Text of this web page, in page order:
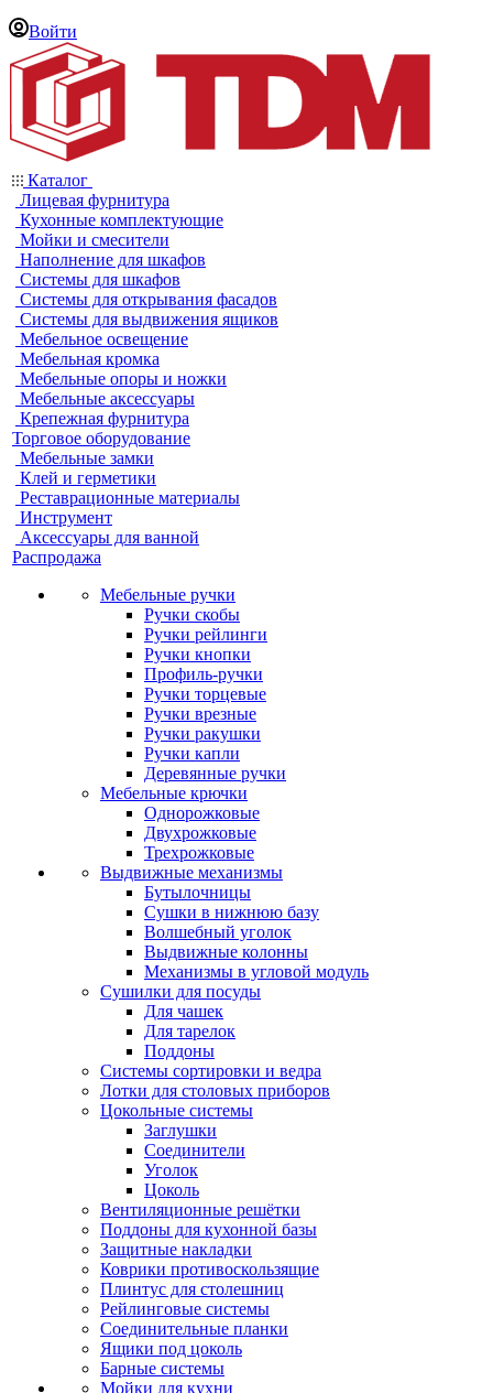
Войти
Каталог
Лицевая фурнитура
Кухонные комплектующие
Мойки и смесители
Наполнение для шкафов
Системы для шкафов
Системы для открывания фасадов
Системы для выдвижения ящиков
Мебельное освещение
Мебельная кромка
Мебельные опоры и ножки
Мебельные аксессуары
Крепежная фурнитура
Торговое оборудование
Мебельные замки
Клей и герметики
Реставрационные материалы
Инструмент
Аксессуары для ванной
Распродажа
Мебельные ручки
Ручки скобы
Ручки рейлинги
Ручки кнопки
Профиль-ручки
Ручки торцевые
Ручки врезные
Ручки ракушки
Ручки капли
Деревянные ручки
Мебельные крючки
Однорожковые
Двухрожковые
Трехрожковые
Выдвижные механизмы
Бутылочницы
Сушки в нижнюю базу
Волшебный уголок
Выдвижные колонны
Механизмы в угловой модуль
Сушилки для посуды
Для чашек
Для тарелок
Поддоны
Системы сортировки и ведра
Лотки для столовых приборов
Цокольные системы
Заглушки
Соединители
Уголок
Цоколь
Вентиляционные решётки
Поддоны для кухонной базы
Защитные накладки
Коврики противоскользящие
Плинтус для столешниц
Рейлинговые системы
Соединительные планки
Ящики под цоколь
Барные системы
Мойки для кухни